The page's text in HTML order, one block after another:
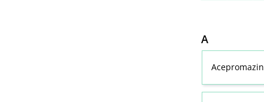
A
Acepromazin